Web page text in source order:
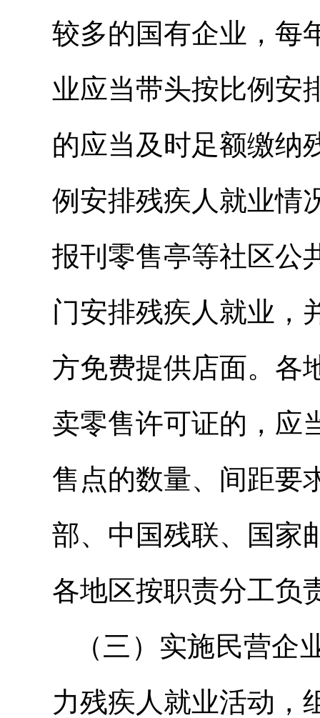
较多的国有企业，每
业应当带头按比例安
的应当及时足额缴纳
例安排残疾人就业情
报刊零售亭等社区公
门安排残疾人就业，
方免费提供店面。各
卖零售许可证的，应
售点的数量、间距要
部、中国残联、国家
各地区按职责分工负
（三）实施民营
力残疾人就业活动，